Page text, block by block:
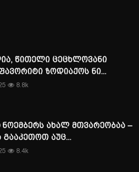
წითელი ცეცხლოვანი
ზოდიაქოს ნი...
8.8k
ნოემბერს ახალ მთვარეობაა –
გააკეთოთ აუც...
8.4k